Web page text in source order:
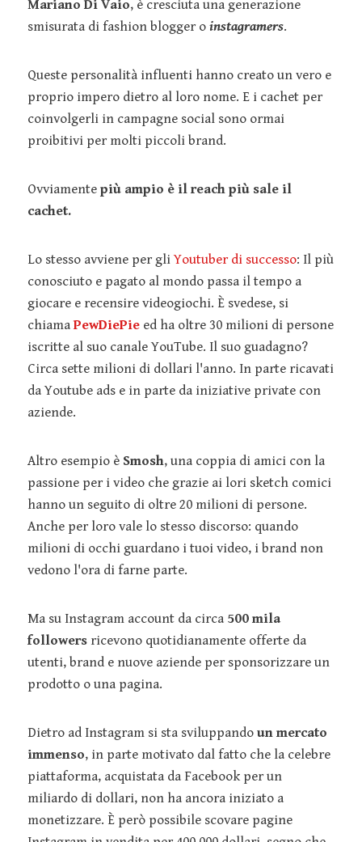
Mariano Di Vaio, è cresciuta una generazione
smisurata di fashion blogger o instagramers.
Queste personalità influenti hanno creato un vero e
proprio impero dietro al loro nome. E i cachet per
coinvolgerli in campagne social sono ormai
proibitivi per molti piccoli brand.
Ovviamente più ampio è il reach più sale il
cachet.
Lo stesso avviene per gliYoutuber di successo: Il più
conosciuto e pagato al mondo passa il tempo a
giocare e recensire videogiochi. È svedese, si
chiamaPewDiePie ed ha oltre 30 milioni di persone
iscritte al suo canale YouTube. Il suo guadagno?
Circa sette milioni di dollari l'anno. In parte ricavati
da Youtube ads e in parte da iniziative private con
aziende.
Altro esempio è Smosh, una coppia di amici con la
passione per i video che grazie ai lori sketch comici
hanno un seguito di oltre 20 milioni di persone.
Anche per loro vale lo stesso discorso: quando
milioni di occhi guardano i tuoi video, i brand non
vedono l'ora di farne parte.
Ma su Instagram account da circa 500 mila
followers ricevono quotidianamente offerte da
utenti, brand e nuove aziende per sponsorizzare un
prodotto o una pagina.
Dietro ad Instagram si sta sviluppando un mercato
immenso, in parte motivato dal fatto che la celebre
piattaforma, acquistata da Facebook per un
miliardo di dollari, non ha ancora iniziato a
monetizzare. È però possibile scovare pagine